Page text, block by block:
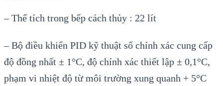
– Thể tích trong bếp cách thủy : 22 lít
– Bộ điều khiển PID kỹ thuật số chính xác cung cấp
độ đồng nhất ± 1°C, độ chính xác thiết lập ± 0,1°C,
phạm vi nhiệt độ từ môi trường xung quanh + 5°C